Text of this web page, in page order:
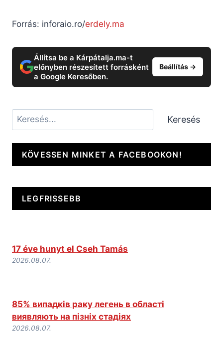
Forrás: inforaio.ro/erdely.ma
Állítsa be a Kárpátalja.ma-t
előnyben részesített forrásként
a Google Keresőben.
Beállítás →
Keresés Keresés
KÖVESSEN MINKET A FACEBOOKON!
LEGFRISSEBB
17 éve hunyt el Cseh Tamás
2026.08.07.
85% випадків раку легень в області
виявляють на пізніх стадіях
2026.08.07.